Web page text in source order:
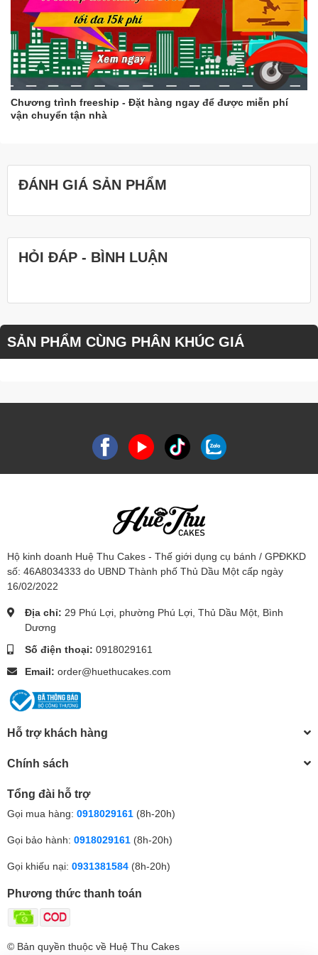
Thêm một số mẹo giúp khuôn rau câu không bị mốc thâm
kim
Sau khi rửa sạch khuôn, bạn có thể tráng sơ qua nước sôi
để khử trùng.
Bạn nên bảo quản khuôn rau câu ở nơi khô ráo, thoáng
mát.
Chương trình freeship - Đặt hàng ngay để được miễn phí
vận chuyển tận nhà
ĐÁNH GIÁ SẢN PHẨM
HỎI ĐÁP - BÌNH LUẬN
SẢN PHẨM CÙNG PHÂN KHÚC GIÁ
Hộ kinh doanh Huệ Thu Cakes - Thế giới dụng cụ bánh / GPĐKKD
số: 46A8034333 do UBND Thành phố Thủ Dầu Một cấp ngày
16/02/2022
Địa chỉ: 29 Phú Lợi, phường Phú Lợi, Thủ Dầu Một, Bình
Dương
Số điện thoại: 0918029161
Email: order@huethucakes.com
Hỗ trợ khách hàng
Chính sách
Tổng đài hỗ trợ
Gọi mua hàng: 0918029161 (8h-20h)
Gọi bảo hành: 0918029161 (8h-20h)
Gọi khiếu nại: 0931381584 (8h-20h)
Phương thức thanh toán
© Bản quyền thuộc về Huệ Thu Cakes